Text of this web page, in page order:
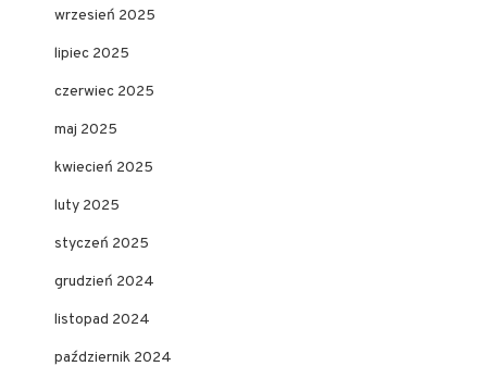
wrzesień 2025
lipiec 2025
czerwiec 2025
maj 2025
kwiecień 2025
luty 2025
styczeń 2025
grudzień 2024
listopad 2024
październik 2024